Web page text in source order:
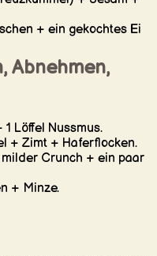
+ ein gekochtes Ei
Abnehmen,
Löffel Nussmus.
+ Zimt + Haferflocken.
Crunch + ein paar
+ Minze.